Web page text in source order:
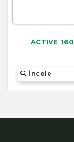
ACTIVE
İncele